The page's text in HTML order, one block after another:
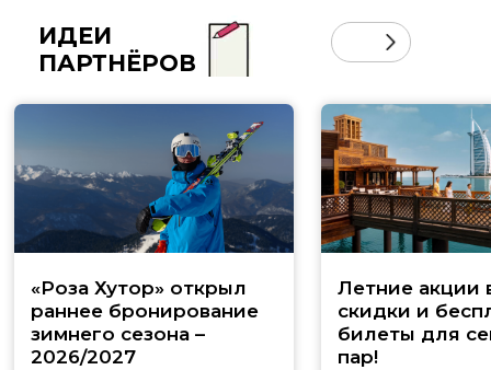
ИДЕИ
ПАРТНЁРОВ
«Роза Хутор» открыл
раннее бронирование
зимнего сезона –
2026/2027
Летние акции
скидки и
билеты для
пар!